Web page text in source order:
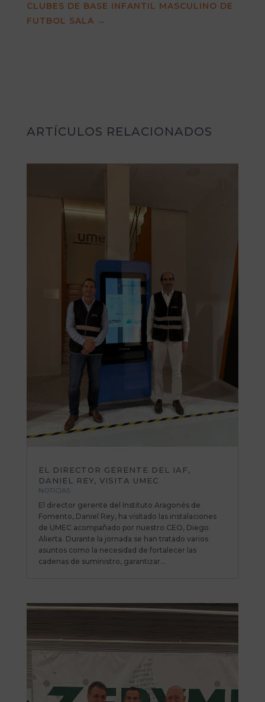
CLUBES DE BASE INFANTIL MASCULINO DE
FUTBOL SALA →
ARTÍCULOS RELACIONADOS
EL DIRECTOR GERENTE DEL IAF,
DANIEL REY, VISITA UMEC
NOTICIAS
El director gerente del Instituto Aragonés de
Fomento, Daniel Rey, ha visitado las instalaciones
de UMEC acompañado por nuestro CEO, Diego
Alierta. Durante la jornada se han tratado varios
asuntos como la necesidad de fortalecer las
cadenas de suministro, garantizar...